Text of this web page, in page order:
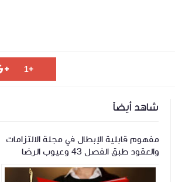
شاهد أيضاً
مفهوم قابلية الإبطال في مجلة الالتزامات
والعقود طبق الفصل 43 وعيوب الرضا